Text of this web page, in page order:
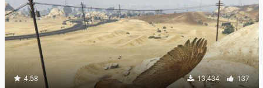
4.58 13,434 137